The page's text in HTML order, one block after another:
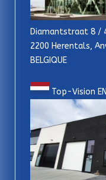
Diamantstraat 8 /
2200 Herentals,
BELGIQUE
Top-Vision